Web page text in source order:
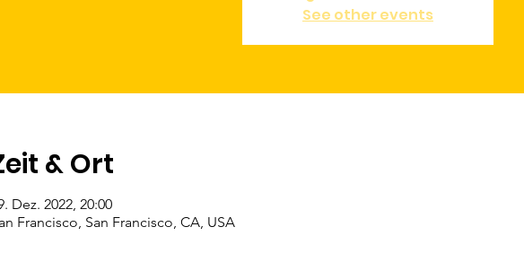
See other events
& Ort
Dez. 2022, 20:00
Francisco, San Francisco, CA, USA